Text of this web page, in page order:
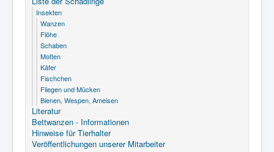
Kurzvorstellung der einzelnen
Ordnungen der Insekten
Diplura - Doppelschwänze
Merkmale:xxx.
Biologie:
Verbreitung:xxx.
Insekten
Wanzen
Flöhe
Schaben
Motten
Käfer
Fischchen
Fliegen und Mücken
Bienen, Wespen, Ameisen
Literatur
Bettwanzen - Informationen
Hinweise für Tierhalter
Veröffentlichungen unserer Mitarbeiter